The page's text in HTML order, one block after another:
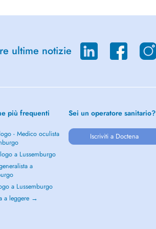
ultime notizie
più frequenti
- Medico oculista
a Lussemburgo
a
a Lussemburgo
a leggere →
Sei un operatore sanitario?
Iscriviti a Doctena